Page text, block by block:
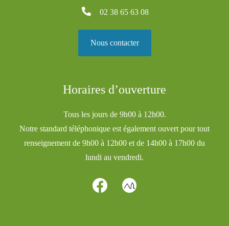
02 38 65 63 08
Nous contacter
Horaires d’ouverture
Tous les jours de 9h00 à 12h00.
Notre standard téléphonique est également ouvert pour tout
renseignement de 9h00 à 12h00 et de 14h00 à 17h00 du
lundi au vendredi.